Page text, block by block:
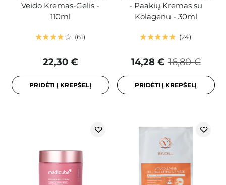
Veido Kremas-Gelis -
110ml
61
22,30 €
PRIDĖTI Į KREPŠELĮ
- Paakių Kremas su
Kolagenu - 30ml
24
16,80 €
14,28 €
PRIDĖTI Į KREPŠELĮ